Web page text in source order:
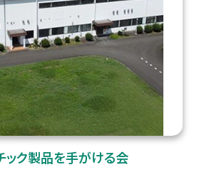
ック製品を手がける会